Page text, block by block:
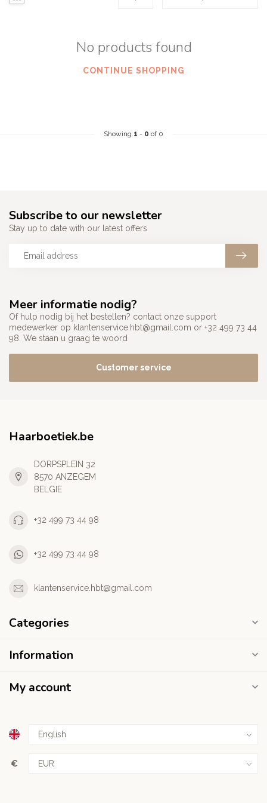
No products found
CONTINUE SHOPPING
Showing 1 - 0 of 0
Meer informatie nodig?
Of hulp nodig bij het bestellen? contact onze support
medewerker op klantenservice.hbt@gmail.com or +32 499 73 44
98. We staan u graag te woord
Customer service
Subscribe to our newsletter
Stay up to date with our latest offers
Haarboetiek.be
DORPSPLEIN 32
8570 ANZEGEM
BELGIE
+32 499 73 44 98
+32 499 73 44 98
klantenservice.hbt@gmail.com
Categories
Information
My account
€